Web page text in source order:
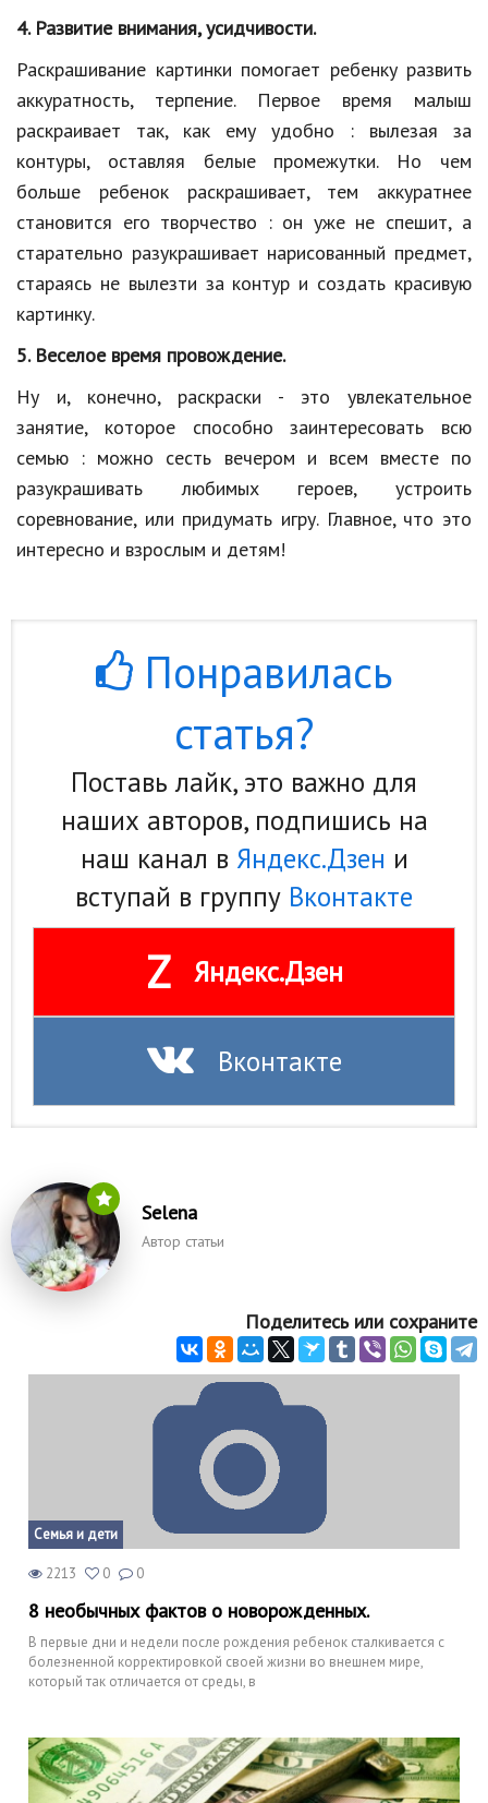
Путешествия
Строительство
Культура и общество
Мода и стиль
Бизнес
Хобби и развлечения
Финансы
Юриспруденция
Природа
Образование
Наука и технологии
4. Развитие внимания, усидчивости.
Раскрашивание картинки помогает ребенку развить
аккуратность, терпение. Первое время малыш
раскраивает так, как ему удобно : вылезая за
контуры, оставляя белые промежутки. Но чем
больше ребенок раскрашивает, тем аккуратнее
становится его творчество : он уже не спешит,а
старательно разукрашивает нарисованный предмет,
стараясь не вылезти за контур и создать красивую
картинку.
5. Веселое время провождение.
Ну и, конечно, раскраски - это увлекательное
занятие, которое способно заинтересовать всю
семью : можно сесть вечером и всем вместе по
разукрашивать любимых героев, устроить
соревнование, или придумать игру. Главное, что это
интересно и взрослым и детям!
Понравилась
статья?
Поставь лайк, это важно для
наших авторов, подпишись на
наш канал в Яндекс.Дзен и
вступай в группу Вконтакте
Z Яндекс.Дзен
Вконтакте
Selena
Автор статьи
Поделитесь или сохраните
Семья и дети
2213 0 0
8 необычных фактов о новорожденных.
В первые дни и недели после рождения ребенок сталкивается с
болезненной корректировкой своей жизни во внешнем мире,
который так отличается от среды, в